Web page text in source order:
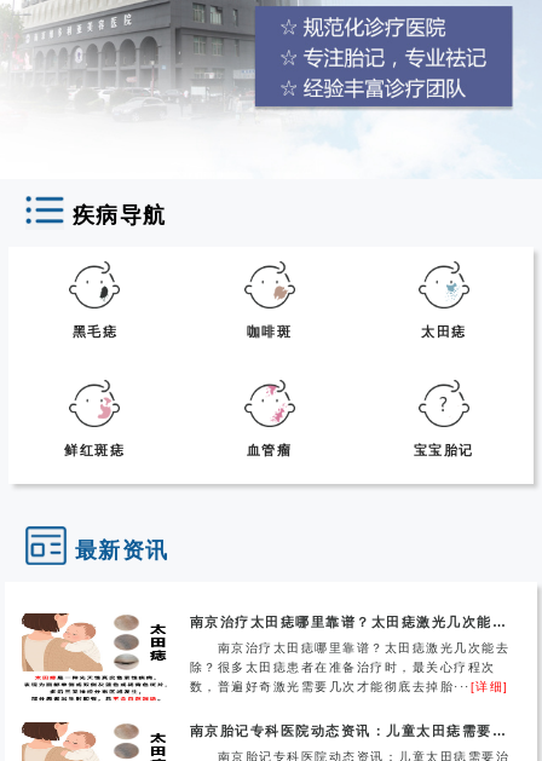
疾病导航
黑毛痣 咖啡斑 太田痣
鲜红斑痣 血管瘤 宝宝胎记
最新资讯
南京治疗太田痣哪里靠谱？太田痣激光几次能去除？
南京治疗太田痣哪里靠谱？太田痣激光几次能去
除？很多太田痣患者在准备治疗时，最关心疗程次
数，普遍好奇激光需要几次才能彻底去掉胎···[详细]
南京胎记专科医院动态资讯：儿童太田痣需要治疗吗？
南京胎记专科医院动态资讯：儿童太田痣需要治